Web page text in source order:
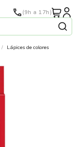
(9h a 17h)
Lápices de colores